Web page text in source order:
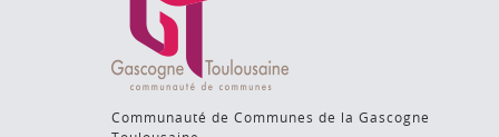
Communauté de Communes de la Gascogne